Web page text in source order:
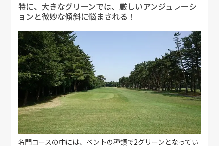
特に、大きなグリーンでは、厳しいアンジュレーシ
ョンと微妙な傾斜に悩まされる！
名門コースの中には、ベントの種類で2グリーンとなってい